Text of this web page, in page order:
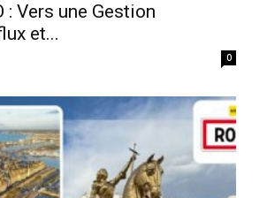
: Vers une Gestion
et...
0